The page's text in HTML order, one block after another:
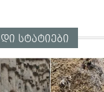
სტატიები